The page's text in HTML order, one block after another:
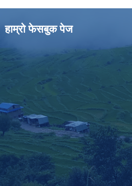
हाम्राे फेसबुक पेज